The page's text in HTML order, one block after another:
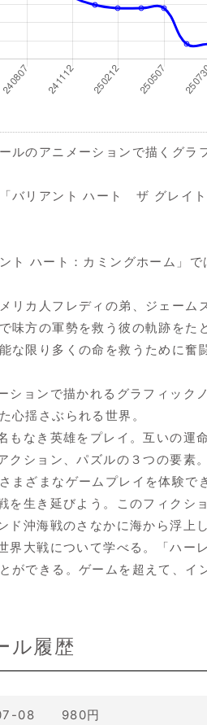
ルのアニメーションで描くグラ
バリアント ハート ザ グレイ
ント ハート：カミングホーム」
リカ人フレディの弟、ジェー
味方の軍勢を救う彼の軌跡をた
な限り多くの命を救うために奮
ションで描かれるグラフィック
心揺さぶられる世界。
もなき英雄をプレイ。互いの運
クション、パズルの３つの要素
まざまなゲームプレイを体験で
を生き延びよう。このフィクシ
ド沖海戦のさなかに海から浮上
界大戦について学べる。「ハー
ができる。ゲームを超えて、イ
ル履歴
08 980円